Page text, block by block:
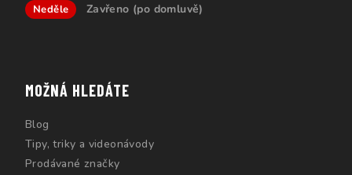
Neděle Zavřeno (po domluvě)
MOŽNÁ HLEDÁTE
Blog
Tipy, triky a videonávody
Prodávané značky